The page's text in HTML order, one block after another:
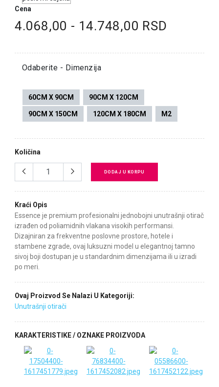
Cena
4.068,00 - 14.748,00 RSD
Odaberite - Dimenzija
60CM X 90CM 90CM X 120CM
90CM X 150CM 120CM X 180CM M2
Količina
DODAJ U KORPU
Kraći Opis
Essence je premium profesionalni jednobojni unutrašnji otirač
izrađen od poliamidnih vlakana visokih performansi.
Dizajniran za frekventne poslovne prostore, hotele i
stambene zgrade, ovaj luksuzni model u elegantnoj tamno
sivoj boji dostupan je u standardnim dimenzijama ili u izradi
po meri.
Ovaj Proizvod Se Nalazi U Kategoriji:
Unutrašnji otirači
KARAKTERISTIKE / OZNAKE PROIZVODA